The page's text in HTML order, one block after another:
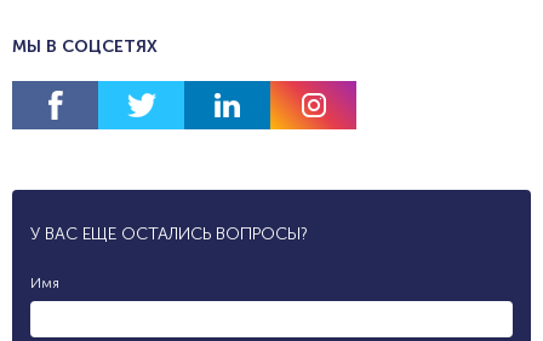
МЫ В СОЦСЕТЯХ
У ВАС ЕЩЕ ОСТАЛИСЬ ВОПРОСЫ?
Имя